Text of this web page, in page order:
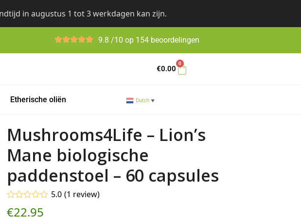
in augustus 1 tot 3 werkdagen kan zijn.
9.8 /10 op 154 beoordelingen
€0.00
0
Etherische oliën Dutch ▼
Mushrooms4Life – Lion’s
Mane biologische
paddenstoel – 60 capsules
5.00 op 5
5.0 (1 review)
€22.95